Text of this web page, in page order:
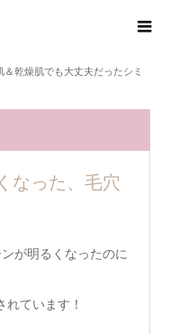
乾燥肌でも大丈夫だったシミ
なった、毛穴
が明るくなったのに
ています！